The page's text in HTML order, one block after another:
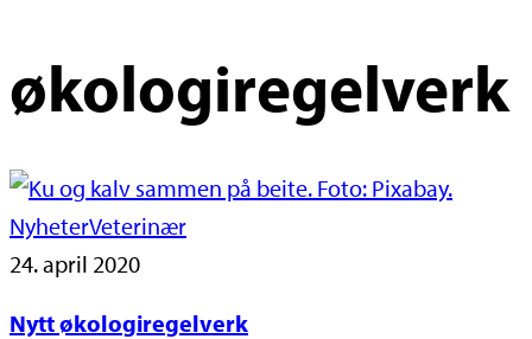
økologiregelverk
NyheterVeterinær
24. april 2020
Nytt økologiregelverk